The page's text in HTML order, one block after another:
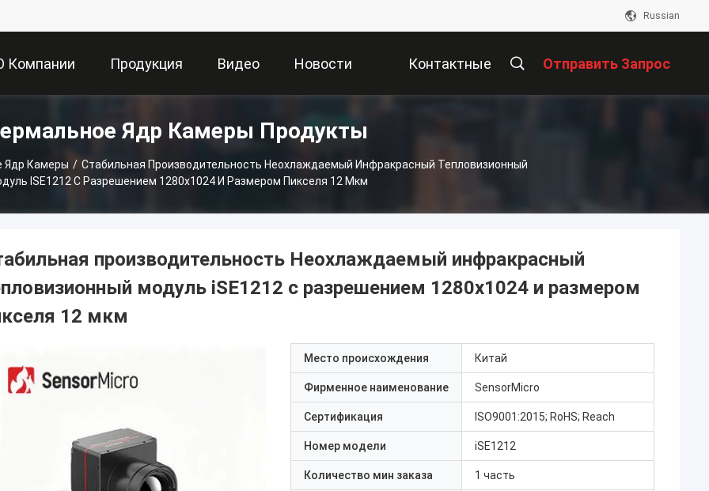
Russian
Компании Продукция Видео Новости Контактные Отправить Запрос
Ядр Камеры Продукты
Ядр Камеры / Стабильная Производительность Неохлаждаемый Инфракрасный Тепловизионный
ISE1212 С Разрешением 1280x1024 И Размером Пикселя 12 Мкм
производительность Неохлаждаемый инфракрасный
модуль iSE1212 с разрешением 1280x1024 и размером
12 мкм
Место происхождения Китай
Фирменное наименование SensorMicro
Сертификация ISO9001:2015; RoHS; Reach
Номер модели iSE1212
Количество мин заказа 1 часть